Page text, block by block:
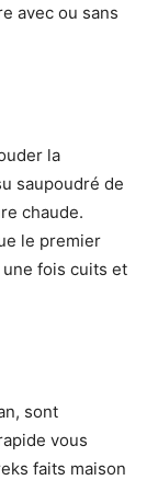
avec ou sans
la
saupoudré de
chaude.
le premier
fois cuits et
sont
vous
faits maison